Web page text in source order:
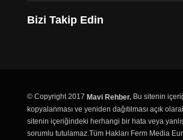
Bizi Takip Edin
© Copyright 2017 Mavi Rehber. Bu sitenin
kopyalanması ve yeniden dağıtılması açık
sitenin içeriğindeki herhangi bir hata veya
sorumlu tutulamaz.Tüm Hakları Ferm Media